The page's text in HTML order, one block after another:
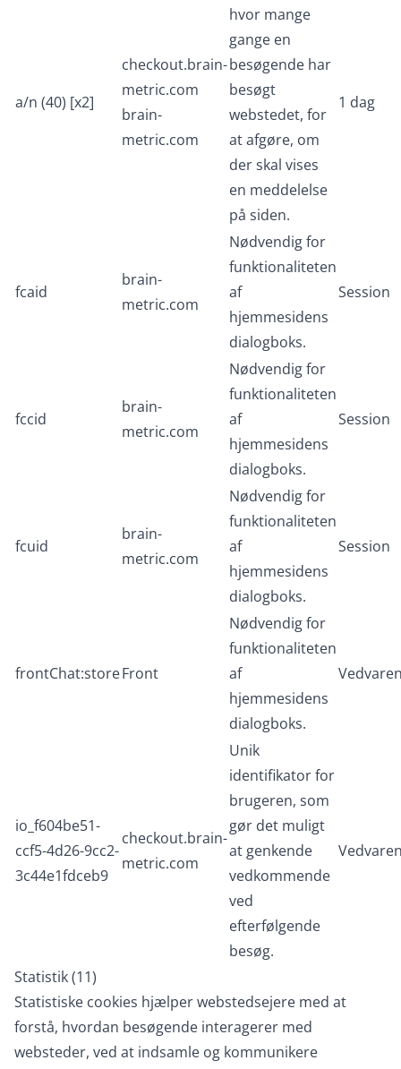
a/n (40) [x2]
checkout.brain-
metric.com
brain-
metric.com
hvor mange
gange en
besøgende har
besøgt
webstedet, for
at afgøre, om
der skal vises
en meddelelse
på siden.
1 dag
fcaid
brain-
metric.com
Nødvendig for
funktionaliteten
af
hjemmesidens
dialogboks.
Session
fccid
brain-
metric.com
Nødvendig for
funktionaliteten
af
hjemmesidens
dialogboks.
Session
fcuid
brain-
metric.com
Nødvendig for
funktionaliteten
af
hjemmesidens
dialogboks.
Session
frontChat:storeFront
Nødvendig for
funktionaliteten
af
hjemmesidens
dialogboks.
io_f604be51-
ccf5-4d26-9cc2-
3c44e1fdceb9
checkout.brain-
metric.com
Unik
identifikator for
brugeren, som
gør det muligt
at genkende
vedkommende
ved
efterfølgende
besøg.
Statistik (11)
Statistiske cookies hjælper webstedsejere med at
forstå, hvordan besøgende interagerer med
websteder, ved at indsamle og kommunikere